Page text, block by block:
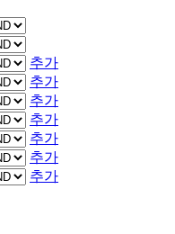
추가
추가
추가
추가
추가
추가
추가